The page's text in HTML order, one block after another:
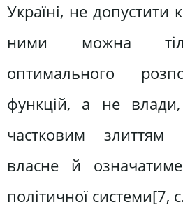
Україні, не допустити
ними можна
оптимального
функцій, а не влади,
частковим
власне й
політичної системи[7,